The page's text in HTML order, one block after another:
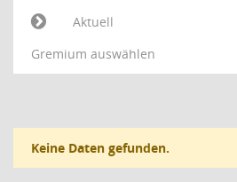
Aktuell
Gremium auswählen
Keine Daten gefunden.